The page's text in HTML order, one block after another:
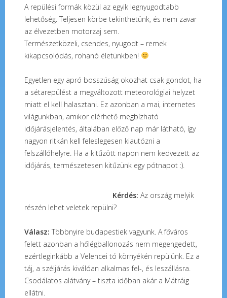
A repülési formák közül az egyik legnyugodtabb
lehetőség. Teljesen körbe tekinthetünk, és nem zavar
az élvezetben motorzaj sem.
Természetközeli, csendes, nyugodt – remek
kikapcsolódás, rohanó életünkben!
Egyetlen egy apró bosszúság okozhat csak gondot, ha
a sétarepülést a megváltozott meteorológiai helyzet
miatt el kell halasztani. Ez azonban a mai, internetes
világunkban, amikor elérhető megbízható
időjárásjelentés, általában előző nap már látható, így
nagyon ritkán kell feleslegesen kiautózni a
felszállóhelyre. Ha a kitűzött napon nem kedvezett az
időjárás, természetesen kitűzünk egy pótnapot :).
Kérdés: Az ország melyik
részén lehet veletek repülni?
Válasz: Többnyire budapestiek vagyunk. A főváros
felett azonban a hőlégballonozás nem megengedett,
ezértleginkább a Velencei tó környékén repülünk. Ez a
táj, a széljárás kiválóan alkalmas fel-, és leszállásra.
Csodálatos alátvány – tiszta időban akár a Mátráig
ellátni.